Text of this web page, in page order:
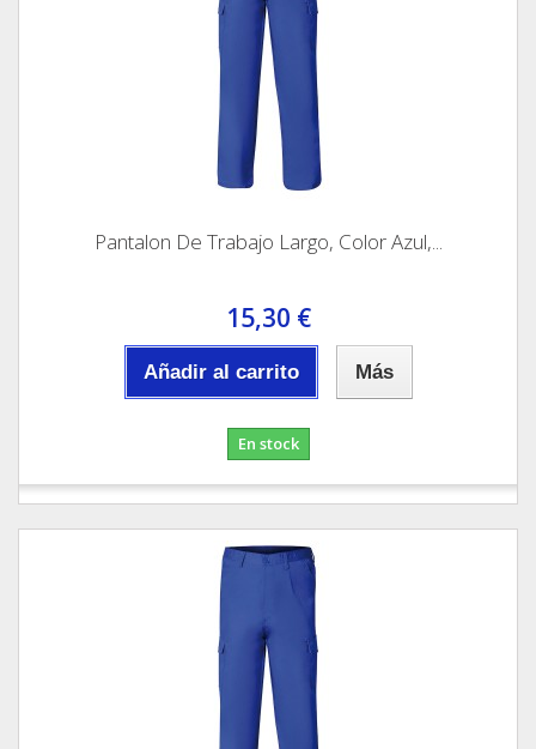
Pantalon De Trabajo Largo, Color Azul,...
15,30 €
Añadir al carrito Más
En stock